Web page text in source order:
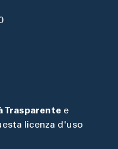
Trasparente e
licenza d'uso